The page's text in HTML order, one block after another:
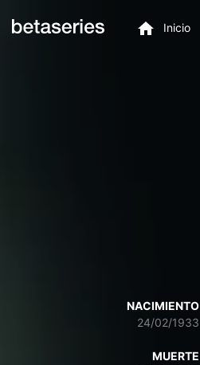
Inicio
NACIMIENTO
24/02/1933
MUERTE